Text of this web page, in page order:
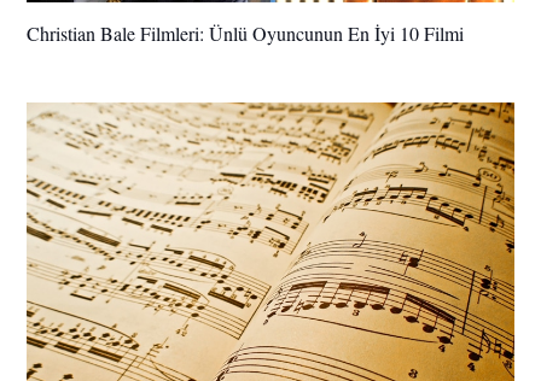
Christian Bale Filmleri: Ünlü Oyuncunun En İyi 10 Filmi